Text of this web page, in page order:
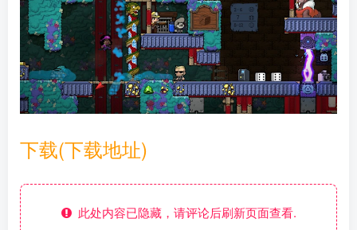
下载(下载地址)
此处内容已隐藏，请评论后刷新页面查看.